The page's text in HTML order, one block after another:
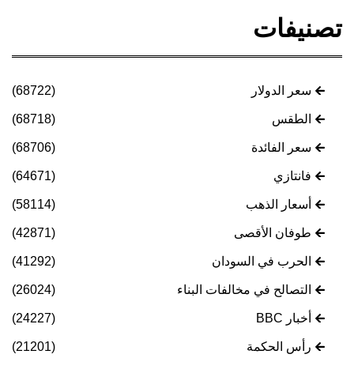
تصنيفات
سعر الدولار (68722)
الطقس (68718)
سعر الفائدة (68706)
فانتازي (64671)
أسعار الذهب (58114)
طوفان الأقصى (42871)
الحرب في السودان (41292)
التصالح في مخالفات البناء (26024)
أخبار BBC (24227)
رأس الحكمة (21201)